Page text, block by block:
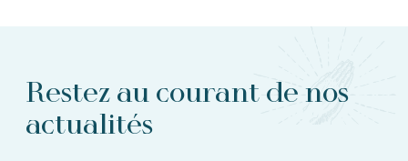
Restez au courant de nos
actualités